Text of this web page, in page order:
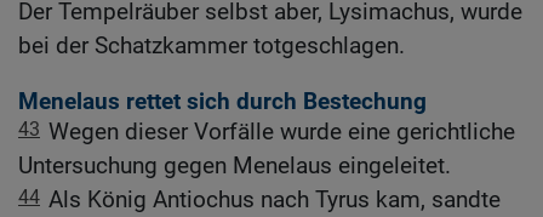
Der Tempelräuber selbst aber, Lysimachus, wurde
bei der Schatzkammer totgeschlagen.
Menelaus rettet sich durch Bestechung
43 Wegen dieser Vorfälle wurde eine gerichtliche
Untersuchung gegen Menelaus eingeleitet.
44 Als König Antiochus nach Tyrus kam, sandte